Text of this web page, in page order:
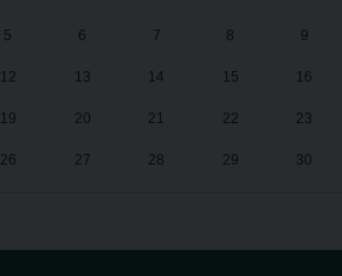
5 6 7 8 9
12 13 14 15 16
19 20 21 22 23
26 27 28 29 30